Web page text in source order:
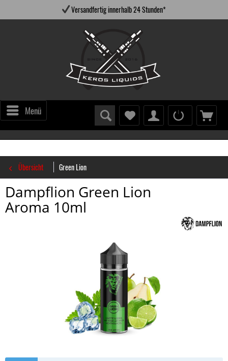
Versandfertig innerhalb 24 Stunden*
Menü
Übersicht Green Lion
Dampflion Green Lion
Aroma 10ml